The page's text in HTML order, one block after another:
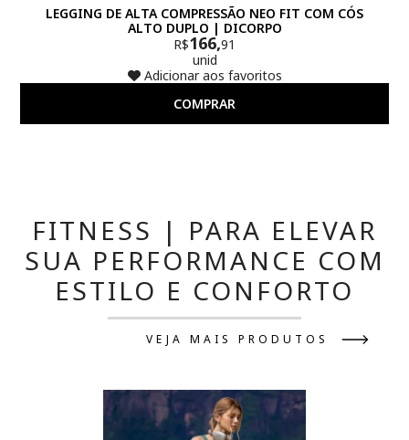
LEGGING DE ALTA COMPRESSÃO NEO FIT COM CÓS
ALTO DUPLO | DICORPO
R$166,91
unid
Adicionar aos favoritos
COMPRAR
FITNESS | PARA ELEVAR
SUA PERFORMANCE COM
ESTILO E CONFORTO
VEJA MAIS PRODUTOS